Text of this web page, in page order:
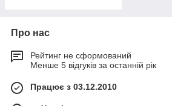
Про нас
Рейтинг не сформований
Менше 5 відгуків за останній рік
Працює з 03.12.2010